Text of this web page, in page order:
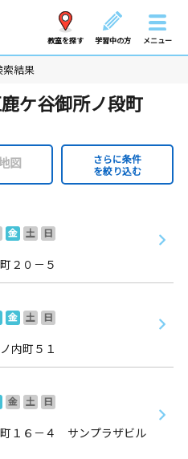
教室を探す 学習中の方 メニュー
索結果
ケ谷御所ノ段町
図
さらに条件
を絞り込む
金 土
日
２０－５
金 土
日
内町５１
金 土
日
１６－４ サンプラザビル